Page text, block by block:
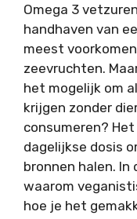
Omega 3
handhaven van
meest
zeevruchten.
het mogelijk om
krijgen zonder
consumeren?
dagelijkse dosis
bronnen halen.
waarom
hoe je het